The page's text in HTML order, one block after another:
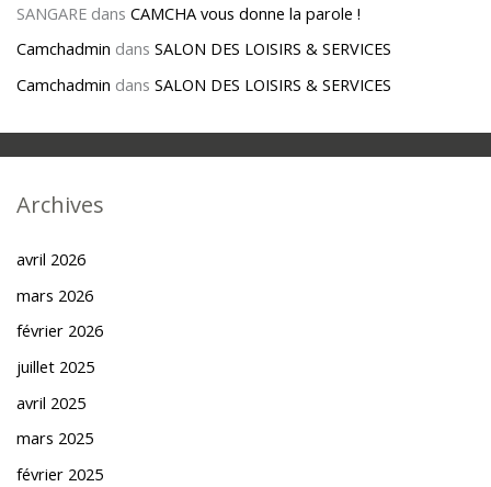
SANGAREdans CAMCHA vous donne la parole !
Camchadmin dans SALON DES LOISIRS & SERVICES
Camchadmin dans SALON DES LOISIRS & SERVICES
Archives
avril 2026
mars 2026
février 2026
juillet 2025
avril 2025
mars 2025
février 2025